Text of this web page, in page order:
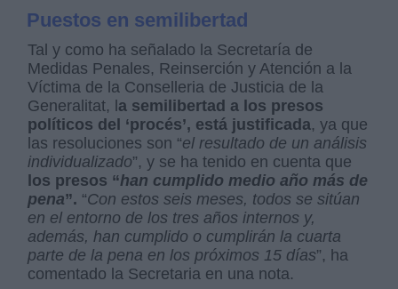
Puestos en semilibertad
Tal y como ha señalado la Secretaría de
Medidas Penales, Reinserción y Atención a la
Víctima de la Conselleria de Justicia de la
Generalitat, la semilibertad a los presos
políticos del ‘procés’, está justificada, ya que
las resoluciones son “el resultado de un análisis
individualizado”, y se ha tenido en cuenta que
los presos “han cumplido medio año más de
pena”. “Con estos seis meses, todos se sitúan
en el entorno de los tres años internos y,
además, han cumplido o cumplirán la cuarta
parte de la pena en los próximos 15 días”, ha
comentado la Secretaria en una nota.